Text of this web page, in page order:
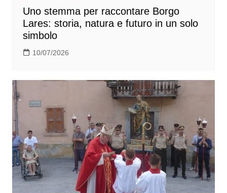
Uno stemma per raccontare Borgo
Lares: storia, natura e futuro in un solo
simbolo
10/07/2026